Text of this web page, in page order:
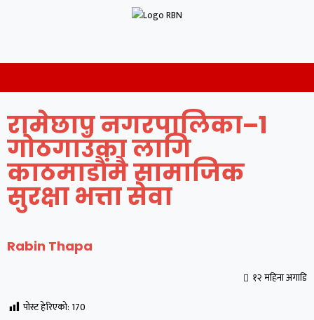
रामेछाप नगरपालिका–१
गोठगाउँका लागि
काठमाडौंमै सामाजिक
सुरक्षा भत्ता सेवा
Rabin Thapa
१२ महिना अगाडि
पोस्ट हेरिएको: 170